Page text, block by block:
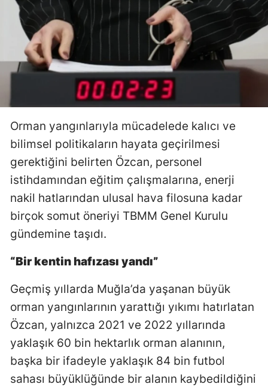
Orman yangınlarıyla mücadelede kalıcı ve
bilimsel politikaların hayata geçirilmesi
gerektiğini belirten Özcan, personel
istihdamından eğitim çalışmalarına, enerji
nakil hatlarından ulusal hava filosuna kadar
birçok somut öneriyi TBMM Genel Kurulu
gündemine taşıdı.
“Bir kentin hafızası yandı”
Geçmiş yıllarda Muğla’da yaşanan büyük
orman yangınlarının yarattığı yıkımı hatırlatan
Özcan, yalnızca 2021 ve 2022 yıllarında
yaklaşık 60 bin hektarlık orman alanının,
başka bir ifadeyle yaklaşık 84 bin futbol
sahası büyüklüğünde bir alanın kaybedildiğini